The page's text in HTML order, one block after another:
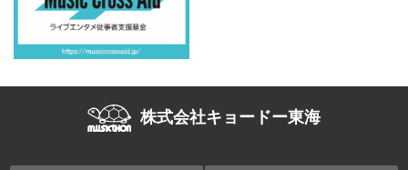
株式会社キョードー東海